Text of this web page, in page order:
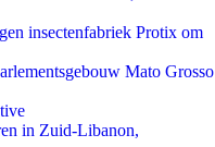
insectenfabriek Protix om
Mato Grosso
in Zuid-Libanon,